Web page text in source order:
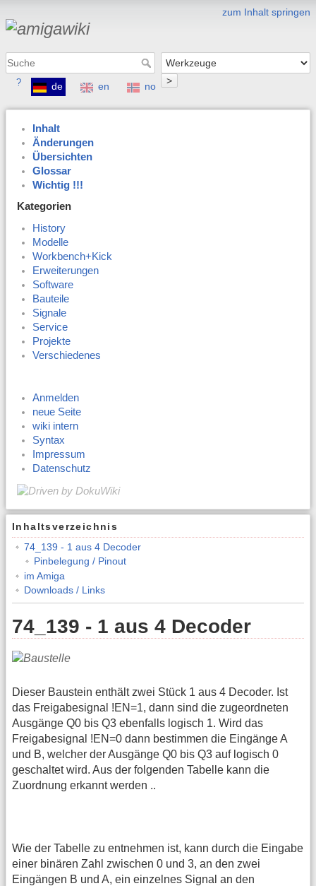
zum Inhalt springen
>
? de en no
Inhalt
Änderungen
Übersichten
Glossar
Wichtig !!!
Kategorien
History
Modelle
Workbench+Kick
Erweiterungen
Software
Bauteile
Signale
Service
Projekte
Verschiedenes
Anmelden
neue Seite
wiki intern
Syntax
Impressum
Datenschutz
Inhaltsverzeichnis
74_139 - 1 aus 4 Decoder
Pinbelegung / Pinout
im Amiga
Downloads / Links
74_139 - 1 aus 4 Decoder
Dieser Baustein enthält zwei Stück 1 aus 4 Decoder. Ist
das Freigabesignal !EN=1, dann sind die zugeordneten
Ausgänge Q0 bis Q3 ebenfalls logisch 1. Wird das
Freigabesignal !EN=0 dann bestimmen die Eingänge A
und B, welcher der Ausgänge Q0 bis Q3 auf logisch 0
geschaltet wird. Aus der folgenden Tabelle kann die
Zuordnung erkannt werden ..
Wie der Tabelle zu entnehmen ist, kann durch die Eingabe
einer binären Zahl zwischen 0 und 3, an den zwei
Eingängen B und A, ein einzelnes Signal an den